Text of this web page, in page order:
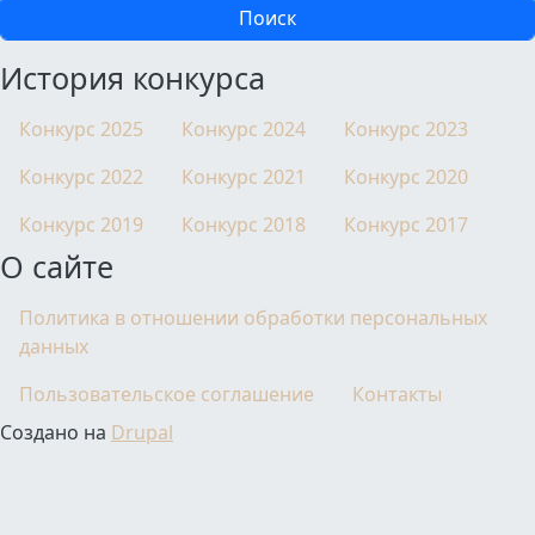
История конкурса
Конкурс 2025 Конкурс 2024
Конкурс 2023
Конкурс 2022
Конкурс 2021
Конкурс 2020
Конкурс 2019
Конкурс 2018 Конкурс 2017
О сайте
Политика в отношении обработки персональных
данных
Пользовательское соглашение
Контакты
Создано на Drupal